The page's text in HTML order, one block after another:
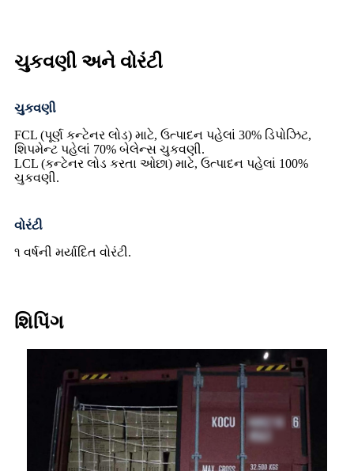
ચુકવણી અને વોરંટી
ચુકવણી
FCL (પૂર્ણ કન્ટેનર લોડ) માટે, ઉત્પાદન પહેલાં 30% ડિપોઝિટ,
શિપમેન્ટ પહેલાં 70% બેલેન્સ ચુકવણી.
LCL (કન્ટેનર લોડ કરતા ઓછા) માટે, ઉત્પાદન પહેલાં 100%
ચુકવણી.
વોરંટી
૧ વર્ષની મર્યાદિત વોરંટી.
શિપિંગ